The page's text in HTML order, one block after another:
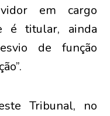
em cargo
é titular, ainda
de função
Tribunal, no